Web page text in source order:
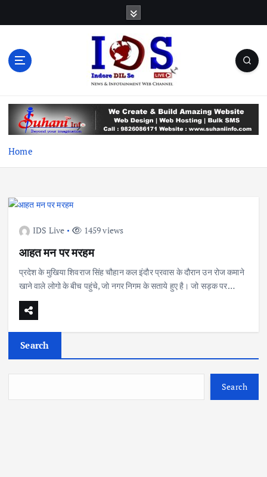
t
Home
IDS Live 1459 views
आहत मन पर मरहम
प्रदेश के मुखिया शिवराज सिंह चौहान कल इंदौर प्रवास के दौरान उन रोज कमाने
खाने वाले लोगो के बीच पहुंचे, जो नगर निगम के सताये हुए है। जो सड़क पर…
Search
Search